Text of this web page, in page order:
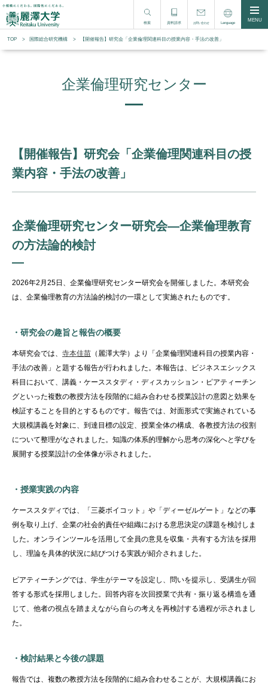
検索 資料請求 お問い合わせ Language MENU
TOP 国際総合研究機構 【開催報告】研究会「企業倫理関連科目の授業内容・手法の改善」
企業倫理研究センター
【開催報告】研究会「企業倫理関連科目の授
業内容・手法の改善」
企業倫理研究センター研究会―企業倫理教育
の方法論的検討
2026年2 月 25日、企業倫理研究センター研究会を開催しました。本研究会
は、企業倫理教育の方法論的検討の一環として実施されたものです。
・研究会の趣旨と報告の概要
本研究会では、 寺本佳苗 （麗澤大学）より「企業倫理関連科目の授業内容・
手法の改善」と題する報告が行われました。本報告は、ビジネスエシックス
科目において、講義・ケーススタディ・ディスカッション・ピアティーチン
グといった複数の教授方法を段階的に組み合わせる授業設計の意図と効果を
検証することを目的とするものです。報告では、対面形式で実施されている
大規模講義を対象に、到達目標の設定、授業全体の構成、各教授方法の役割
について整理がなされました。知識の体系的理解から思考の深化へと学びを
展開する授業設計の全体像が示されました。
・授業実践の内容
ケーススタディでは、「三菱ボイコット」や「ディーゼルゲート」などの事
例を取り上げ、企業の社会的責任や組織における意思決定の課題を検討しま
した。オンラインツールを活用して全員の意見を収集・共有する方法を採用
し、理論を具体的状況に結びつける実践が紹介されました。
ピアティーチングでは、学生がテーマを設定し、問いを提示し、受講生が回
答する形式を採用しました。回答内容を次回授業で共有・振り返る構造を通
じて、他者の視点を踏まえながら自らの考えを再検討する過程が示されまし
た。
・検討結果と今後の課題
報告では、複数の教授方法を段階的に組み合わせることが、大規模講義にお